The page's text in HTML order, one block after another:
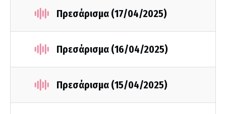
Πρεσάρισμα (17/04/2025)
Πρεσάρισμα (16/04/2025)
Πρεσάρισμα (15/04/2025)